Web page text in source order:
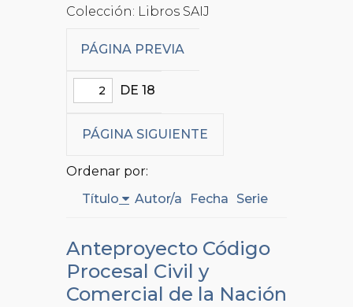
Colección: Libros SAIJ
PÁGINA PREVIA
DE 18
PÁGINA SIGUIENTE
Ordenar por:
Título
Autor/a Fecha Serie
Anteproyecto Código
Procesal Civil y
Comercial de la Nación